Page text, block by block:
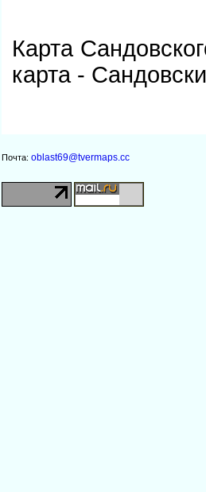
Карта
карта -
Почта: oblast69@tvermaps.cc